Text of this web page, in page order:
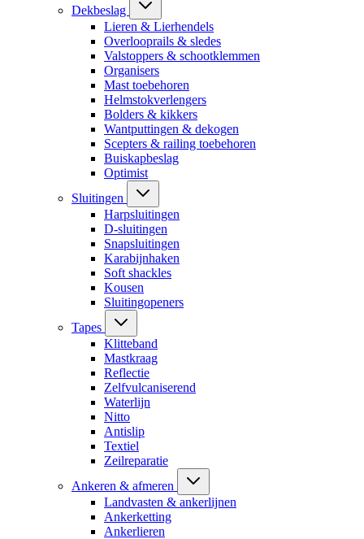
Dekbeslag
Lieren & Lierhendels
Overlooprails & sledes
Valstoppers & schootklemmen
Organisers
Mast toebehoren
Helmstokverlengers
Bolders & kikkers
Wantputtingen & dekogen
Scepters & railing toebehoren
Buiskapbeslag
Optimist
Sluitingen
Harpsluitingen
D-sluitingen
Snapsluitingen
Karabijnhaken
Soft shackles
Kousen
Sluitingopeners
Tapes
Klitteband
Mastkraag
Reflectie
Zelfvulcaniserend
Waterlijn
Nitto
Antislip
Textiel
Zeilreparatie
Ankeren & afmeren
Landvasten & ankerlijnen
Ankerketting
Ankerlieren